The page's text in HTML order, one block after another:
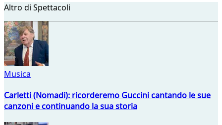
Altro di Spettacoli
Musica
Carletti (Nomadi): ricorderemo Guccini cantando le sue
canzoni e continuando la sua storia